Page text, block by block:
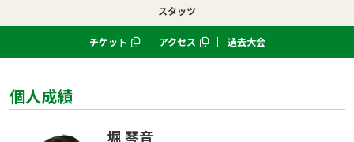
スタッツ
チケット アクセス 過去大会
個人成績
堀 琴音